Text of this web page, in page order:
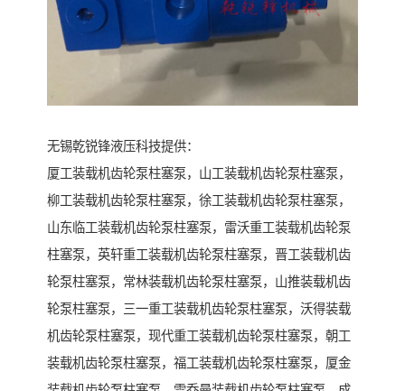
无锡乾锐锋液压科技提供：
厦工装载机齿轮泵柱塞泵，山工装载机齿轮泵柱塞泵，
柳工装载机齿轮泵柱塞泵，徐工装载机齿轮泵柱塞泵，
山东临工装载机齿轮泵柱塞泵，雷沃重工装载机齿轮泵
柱塞泵，英轩重工装载机齿轮泵柱塞泵，晋工装载机齿
轮泵柱塞泵，常林装载机齿轮泵柱塞泵，山推装载机齿
轮泵柱塞泵，三一重工装载机齿轮泵柱塞泵，沃得装载
机齿轮泵柱塞泵，现代重工装载机齿轮泵柱塞泵，朝工
装载机齿轮泵柱塞泵，福工装载机齿轮泵柱塞泵，厦金